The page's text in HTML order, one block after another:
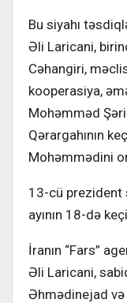
Bu siyahı
Əli Laricani,
Cəhangiri,
kooperasiya,
Mohəmməd
Qərargahının
Mohəmmədini
13-cü prezident
ayının 18-də
İranın “Fars”
Əli Laricani,
Əhmədinejad və